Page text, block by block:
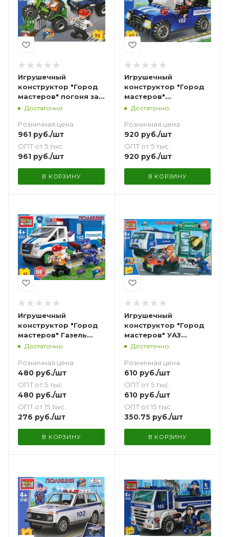
Игрушечный
конструктор "Город
мастеров" погоня за
вором на
Достаточно
Розничная цена
961 руб./шт
ОПТ от 5 тыс.
961 руб./шт
В КОРЗИНУ
Игрушечный
конструктор "Город
мастеров"
полицейский пикап
Достаточно
Розничная цена
920руб./шт
ОПТ от 5 тыс.
920руб./шт
В КОРЗИНУ
Игрушечный
конструктор "Город
мастеров" Газель
Next Полиция погоня
дет.
Достаточно
Розничная цена
480 руб./шт
ОПТ от 5 тыс.
480 руб./шт
ОПТ от 15 тыс.
276 руб./шт
В КОРЗИНУ
Игрушечный
конструктор "Город
мастеров" УАЗ
ограбление банка
Достаточно
Розничная цена
610руб./шт
ОПТ от 5 тыс.
610руб./шт
ОПТ от 15 тыс.
350.75руб./шт
В КОРЗИНУ